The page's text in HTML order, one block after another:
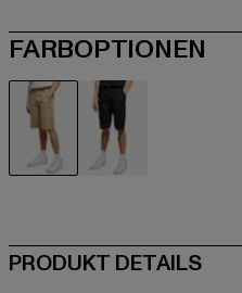
FARBOPTIONEN
PRODUKT DETAILS